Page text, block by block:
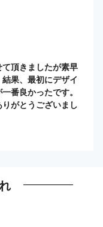
頂きましたが素早
果、最初にデザイ
番良かったです。
がとうございまし